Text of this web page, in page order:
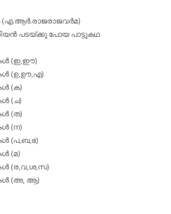
(എ.ആര്‍.രാജരാജവര്‍മ)
പടയ്‌ക്കു പോയ പാട്ടുകഥ
(ഇ,ഈ)
(ഉ,ഊ,എ)
(ക)
(ച)
(ത)
(ന)
(പ,ബ,ഭ)
(മ)
(ര,വ,ശ,സ)
(അ, ആ)